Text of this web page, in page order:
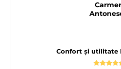
Confort și utilitate